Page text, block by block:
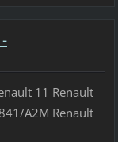
11 Renault
A2M Renault